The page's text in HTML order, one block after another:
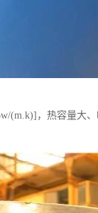
(m.k)]，热容量大